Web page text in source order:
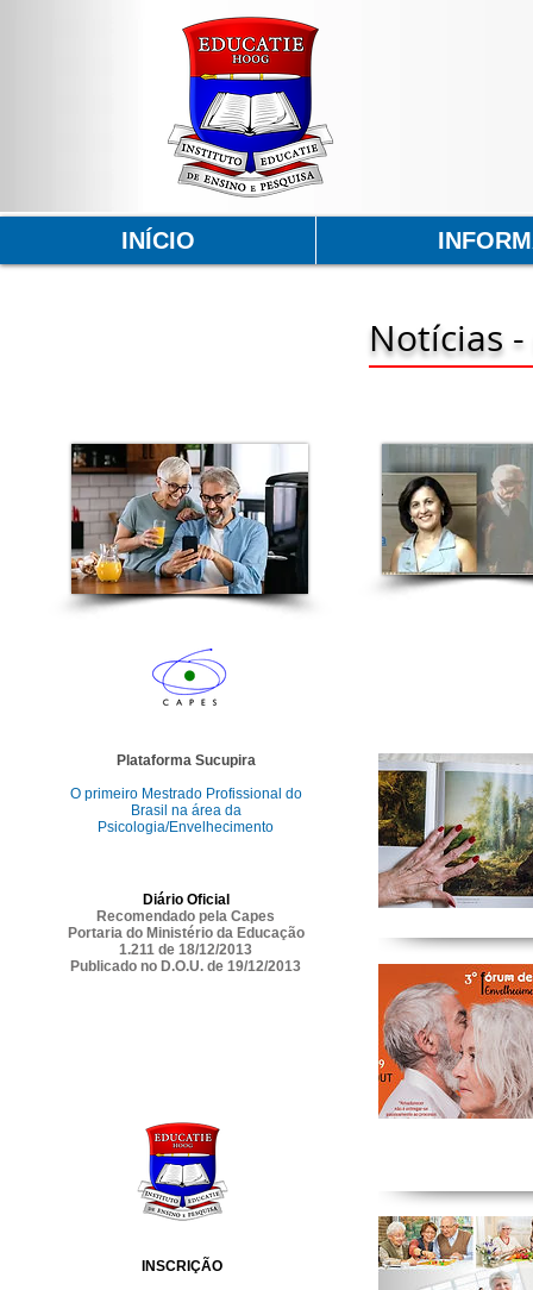
Notícias -
Plataforma Sucupira
O primeiro Mestrado Profissional do
Brasil na área da
Psicologia/Envelhecimento
Diário Oficial
Recomendado pela Capes
Portaria do Ministério da Educação
1.211 de 18/12/2013
Publicado no D.O.U. de 19/12/2013
INSCRIÇÃO
INÍCIO